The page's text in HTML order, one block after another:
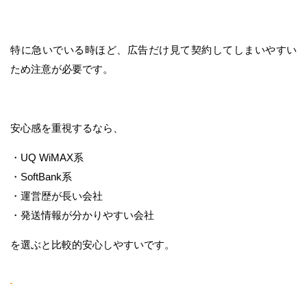
特に急いでいる時ほど、広告だけ見て契約してしまいやすい
ため注意が必要です。
安心感を重視するなら、
・UQ WiMAX系
・SoftBank系
・運営歴が長い会社
・発送情報が分かりやすい会社
を選ぶと比較的安心しやすいです。